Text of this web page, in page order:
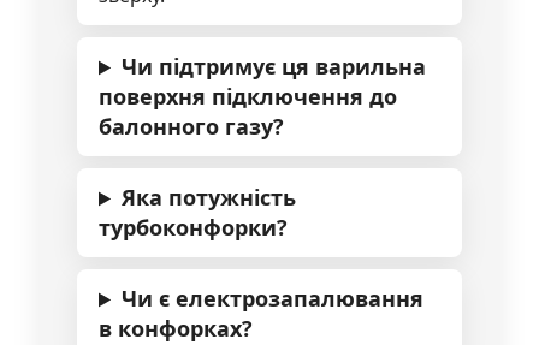
Чи підтримує ця варильна
поверхня підключення до
балонного газу?
Яка потужність
турбоконфорки?
Чи є електрозапалювання
в конфорках?